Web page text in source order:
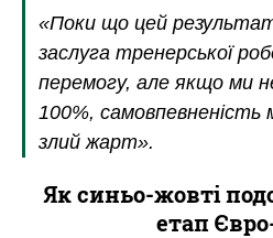
«Поки що цей
заслуга тренерської
перемогу, але якщо ми
100%, самовпевненість
злий жарт».
Як синьо-жовті
етап